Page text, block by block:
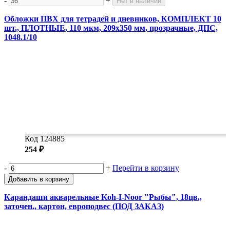
Обложки ПВХ для тетрадей и дневников, КОМПЛЕКТ 10
шт., ПЛОТНЫЕ, 110 мкм, 209х350 мм, прозрачные, ДПС,
1048.1/10
Код 124885
254 ₽
- + Перейти в корзину
Добавить в корзину
Карандаши акварельные Koh-I-Noor "Рыбы", 18цв.,
заточен., картон, европодвес (ПОД ЗАКАЗ)